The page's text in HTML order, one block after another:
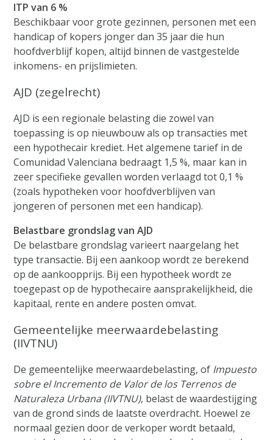
ITP van 6 %
Beschikbaar voor grote gezinnen, personen met een
handicap of kopers jonger dan 35 jaar die hun
hoofdverblijf kopen, altijd binnen de vastgestelde
inkomens- en prijslimieten.
AJD (zegelrecht)
AJD is een regionale belasting die zowel van
toepassing is op nieuwbouw als op transacties met
een hypothecair krediet. Het algemene tarief in de
Comunidad Valenciana bedraagt 1,5 %, maar kan in
zeer specifieke gevallen worden verlaagd tot 0,1 %
(zoals hypotheken voor hoofdverblijven van
jongeren of personen met een handicap).
Belastbare grondslag van AJD
De belastbare grondslag varieert naargelang het
type transactie. Bij een aankoop wordt ze berekend
op de aankoopprijs. Bij een hypotheek wordt ze
toegepast op de hypothecaire aansprakelijkheid, die
kapitaal, rente en andere posten omvat.
Gemeentelijke meerwaardebelasting
(IIVTNU)
De gemeentelijke meerwaardebelasting, of Impuesto
sobre el Incremento de Valor de los Terrenos de
Naturaleza Urbana (IIVTNU), belast de waardestijging
van de grond sinds de laatste overdracht. Hoewel ze
normaal gezien door de verkoper wordt betaald,